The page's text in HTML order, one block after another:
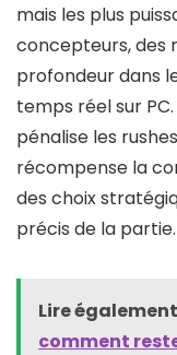
mais les plus
concepteurs, des
profondeur dans
temps réel sur
pénalise les
récompense la
des choix
précis de la partie.
Lire
comment